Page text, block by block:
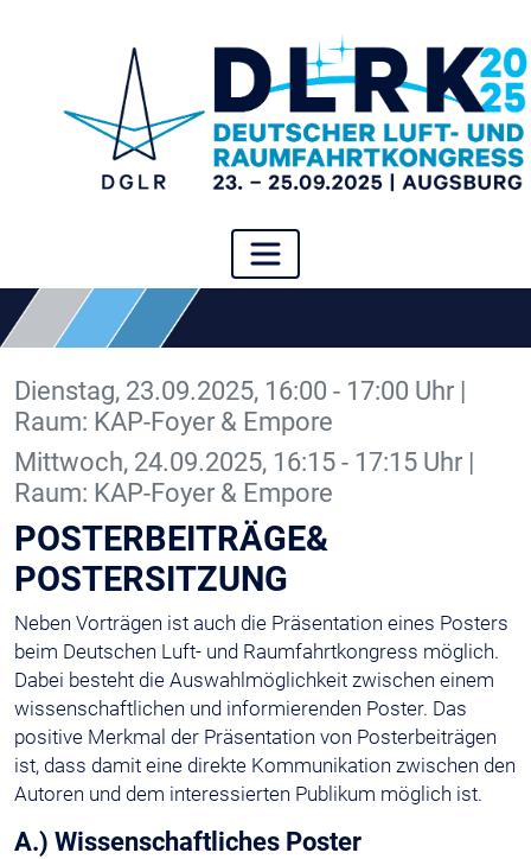
Dienstag, 23.09.2025, 16:00 - 17:00 Uhr |
Raum: KAP-Foyer & Empore
Mittwoch, 24.09.2025, 16:15 - 17:15 Uhr |
Raum: KAP-Foyer & Empore
POSTERBEITRÄGE&
POSTERSITZUNG
Neben Vorträgen ist auch die Präsentation eines Posters
beim Deutschen Luft- und Raumfahrtkongress möglich.
Dabei besteht die Auswahlmöglichkeit zwischen einem
wissenschaftlichen und informierenden Poster. Das
positive Merkmal der Präsentation von Posterbeiträgen
ist, dass damit eine direkte Kommunikation zwischen den
Autoren und dem interessierten Publikum möglich ist.
A.) Wissenschaftliches Poster